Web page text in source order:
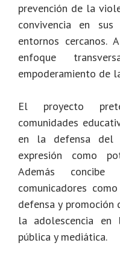
prevención de la
convivencia en sus
entornos cercanos.
enfoque
empoderamiento de
El proyecto
comunidades
en la defensa
expresión como
Además
comunicadores
defensa y promoción
la adolescencia en
pública y mediática.